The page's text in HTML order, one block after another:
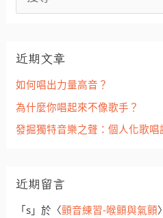
鍵
字
:
近期文章
如何唱出力量高音？
為什麼你唱起來不像歌手？
發掘獨特音樂之聲：個人化歌
近期留言
「s 」於〈顫音練習-喉顫與氣顫